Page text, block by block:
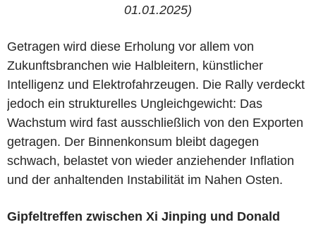
01.01.2025)
Getragen wird diese Erholung vor allem von
Zukunftsbranchen wie Halbleitern, künstlicher
Intelligenz und Elektrofahrzeugen. Die Rally verdeckt
jedoch ein strukturelles Ungleichgewicht: Das
Wachstum wird fast ausschließlich von den Exporten
getragen. Der Binnenkonsum bleibt dagegen
schwach, belastet von wieder anziehender Inflation
und der anhaltenden Instabilität im Nahen Osten.
Gipfeltreffen zwischen Xi Jinping und Donald